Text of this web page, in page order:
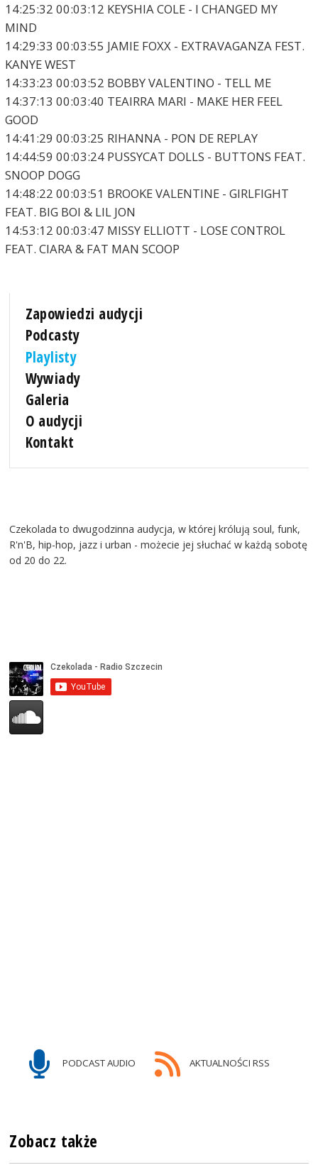
14:25:32 00:03:12 KEYSHIA COLE - I CHANGED MY
MIND
14:29:33 00:03:55 JAMIE FOXX - EXTRAVAGANZA FEST.
KANYE WEST
14:33:23 00:03:52 BOBBY VALENTINO - TELL ME
14:37:13 00:03:40 TEAIRRA MARI - MAKE HER FEEL
GOOD
14:41:29 00:03:25 RIHANNA - PON DE REPLAY
14:44:59 00:03:24 PUSSYCAT DOLLS - BUTTONS FEAT.
SNOOP DOGG
14:48:22 00:03:51 BROOKE VALENTINE - GIRLFIGHT
FEAT. BIG BOI & LIL JON
14:53:12 00:03:47 MISSY ELLIOTT - LOSE CONTROL
FEAT. CIARA & FAT MAN SCOOP
Zapowiedzi audycji
Podcasty
Playlisty
Wywiady
Galeria
O audycji
Kontakt
Czekolada to dwugodzinna audycja, w której królują soul, funk,
R'n'B, hip-hop, jazz i urban - możecie jej słuchać w każdą sobotę
od 20 do 22.
PODCAST AUDIO AKTUALNOŚCI RSS
Zobacz także